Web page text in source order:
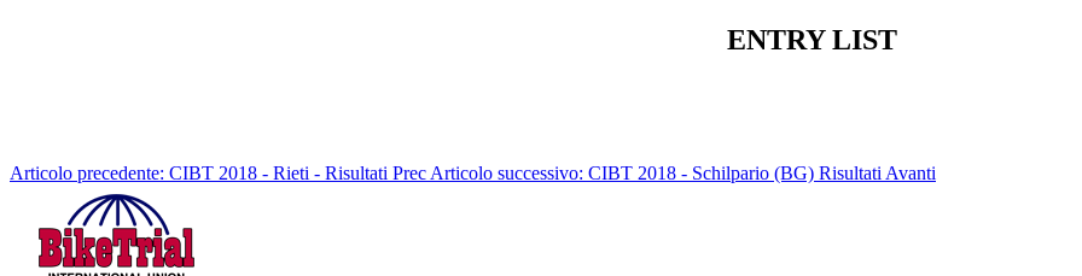
ENTRY LIST
Articolo precedente: CIBT 2018 - Rieti - Risultati Prec Articolo successivo: CIBT 2018 - Schilpario (BG) Risultati Avanti